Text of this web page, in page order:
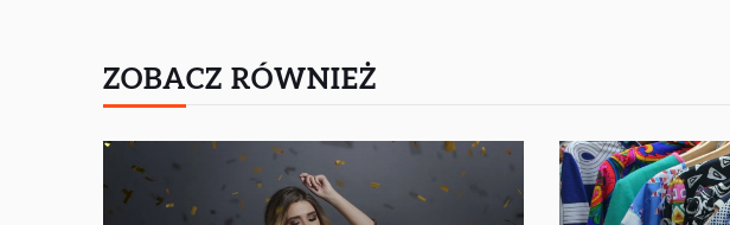
ZOBACZ RÓWNIEŻ